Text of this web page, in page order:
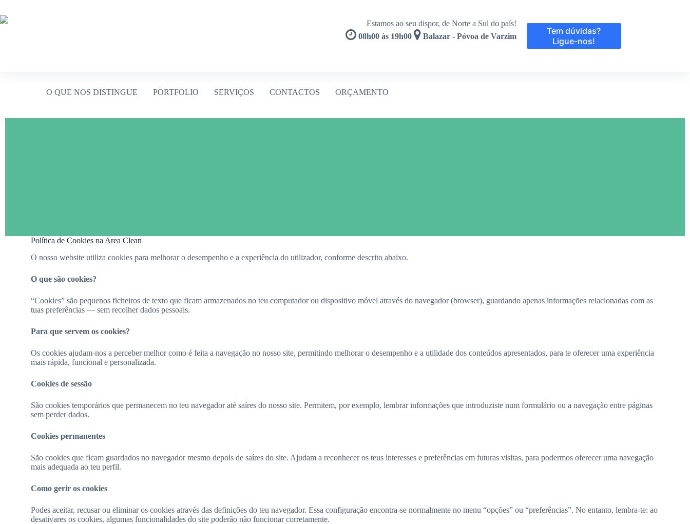
Estamos ao seu dispor, de Norte a Sul do país!
08h00 às 19h00
Balazar - Póvoa de Varzim
Tem dúvidas?
Ligue-nos!
O QUE NOS DISTINGUE PORTFOLIO SERVIÇOS CONTACTOS ORÇAMENTO
Política de Cookies na Area Clean
O nosso website utiliza cookies para melhorar o desempenho e a experiência do utilizador, conforme descrito abaixo.
O que são cookies?
“Cookies” são pequenos ficheiros de texto que ficam armazenados no teu computador ou dispositivo móvel através do navegador (browser), guardando apenas informações relacionadas com as
tuas preferências — sem recolher dados pessoais.
Para que servem os cookies?
Os cookies ajudam-nos a perceber melhor como é feita a navegação no nosso site, permitindo melhorar o desempenho e a utilidade dos conteúdos apresentados, para te oferecer uma experiência
mais rápida, funcional e personalizada.
Cookies de sessão
São cookies temporários que permanecem no teu navegador até saíres do nosso site. Permitem, por exemplo, lembrar informações que introduziste num formulário ou a navegação entre páginas
sem perder dados.
Cookies permanentes
São cookies que ficam guardados no navegador mesmo depois de saíres do site. Ajudam a reconhecer os teus interesses e preferências em futuras visitas, para podermos oferecer uma navegação
mais adequada ao teu perfil.
Como gerir os cookies
Podes aceitar, recusar ou eliminar os cookies através das definições do teu navegador. Essa configuração encontra-se normalmente no menu “opções” ou “preferências”. No entanto, lembra-te: ao
desativares os cookies, algumas funcionalidades do site poderão não funcionar corretamente.